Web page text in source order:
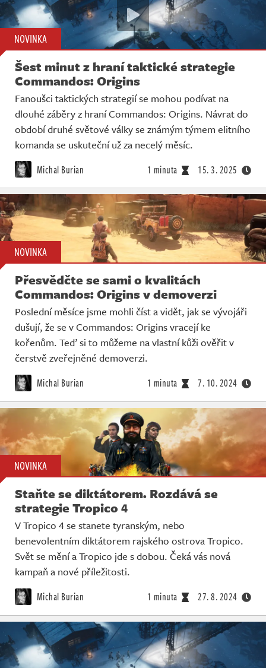
NOVINKA
Šest minut z hraní taktické strategie
Commandos: Origins
Fanoušci taktických strategií se mohou podívat na
dlouhé záběry z hraní Commandos: Origins. Návrat do
období druhé světové války se známým týmem elitního
komanda se uskuteční už za necelý měsíc.
Michal Burian 1 minuta 15. 3. 2025
NOVINKA
Přesvědčte se sami o kvalitách
Commandos: Origins v demoverzi
Poslední měsíce jsme mohli číst a vidět, jak se vývojáři
dušují, že se v Commandos: Origins vracejí ke
kořenům. Teď si to můžeme na vlastní kůži ověřit v
čerstvě zveřejněné demoverzi.
Michal Burian 1 minuta 7. 10. 2024
NOVINKA
Staňte se diktátorem. Rozdává se
strategie Tropico 4
V Tropico 4 se stanete tyranským, nebo
benevolentním diktátorem rajského ostrova Tropico.
Svět se mění a Tropico jde s dobou. Čeká vás nová
kampaň a nové příležitosti.
Michal Burian 1 minuta 27. 8. 2024